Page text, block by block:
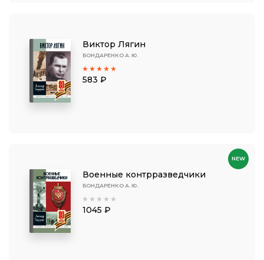
Виктор Лягин
БОНДАРЕНКО А. Ю.
583 ₽
Военные контрразведчики
БОНДАРЕНКО А. Ю.
1045 ₽
NEW